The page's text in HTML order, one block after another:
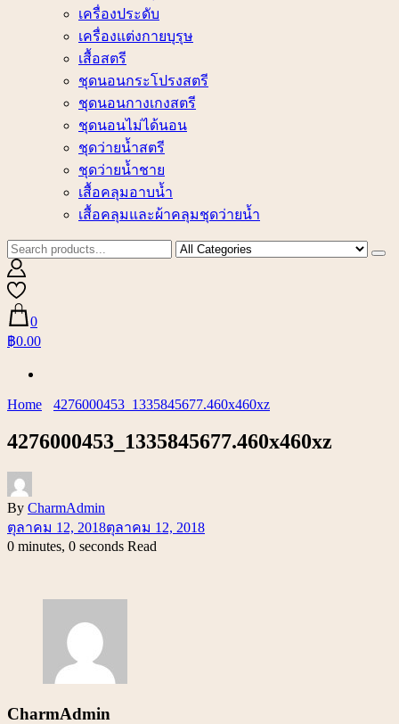
เครื่องประดับ
เครื่องแต่งกายบุรุษ
เสื้อสตรี
ชุดนอนกระโปรงสตรี
ชุดนอนกางเกงสตรี
ชุดนอนไม่ได้นอน
ชุดว่ายน้ำสตรี
ชุดว่ายน้ำชาย
เสื้อคลุมอาบน้ำ
เสื้อคลุมและผ้าคลุมชุดว่ายน้ำ
0
฿0.00
Home 4276000453_1335845677.460x460xz
4276000453_1335845677.460x460xz
By CharmAdmin
ตุลาคม 12, 2018ตุลาคม 12, 2018
0 minutes, 0 seconds Read
CharmAdmin